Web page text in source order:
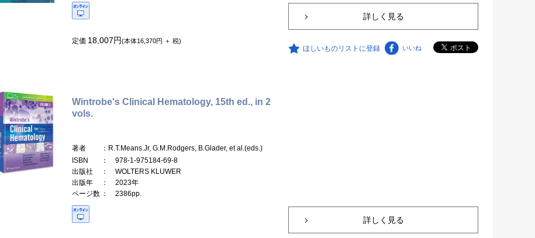
定価 18,007円(本体16,370円 ＋ 税)
詳しく見る
ほしいものリストに登録 いいね
Wintrobe's Clinical Hematology, 15th ed., in 2
vols.
著者
：R.T.Means.Jr, G.M.Rodgers, B.Glader, et al.(eds.)
ISBN
： 978-1-975184-69-8
出版社
： WOLTERS KLUWER
出版年
： 2023年
ページ数 ： 2386pp.
詳しく見る